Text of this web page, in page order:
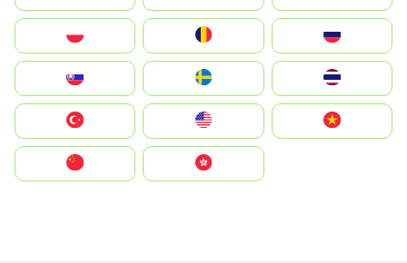
United States
中國香港特別行政區